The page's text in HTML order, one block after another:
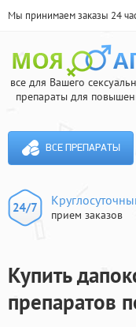
Мы принимаем заказы 24
все для Вашего
препараты для
ВСЕ ПРЕПАРАТЫ
прием заказов
Купить
препаратов